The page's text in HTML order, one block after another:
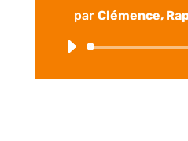
parClémence,